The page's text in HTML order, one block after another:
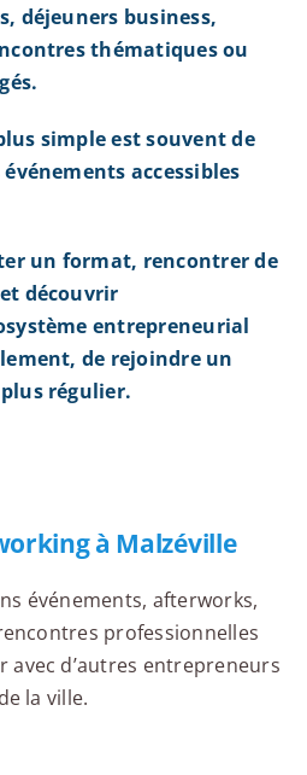
déjeuners business,
thématiques ou
simple est souvent de
accessibles
un format, rencontrer de
découvrir
entrepreneurial
de rejoindre un
régulier.
à Malzéville
événements, afterworks,
professionnelles
avec d’autres entrepreneurs
la ville.